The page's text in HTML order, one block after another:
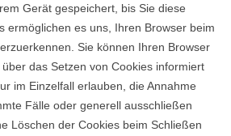
Gerät gespeichert, bis Sie diese
ermöglichen es uns, Ihren Browser beim
Sie können Ihren Browser
das Setzen von Cookies informiert
im Einzelfall erlauben, die Annahme
Fälle oder generell ausschließen
Löschen der Cookies beim Schließen